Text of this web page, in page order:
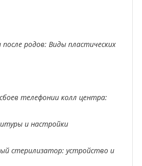
родов: Виды пластических
телефонии колл центра:
и настройки
стерилизатор: устройство и